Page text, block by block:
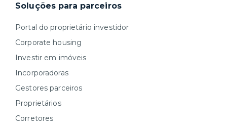
Soluções para parceiros
Portal do proprietário investidor
Corporate housing
Investir em imóveis
Incorporadoras
Gestores parceiros
Proprietários
Corretores